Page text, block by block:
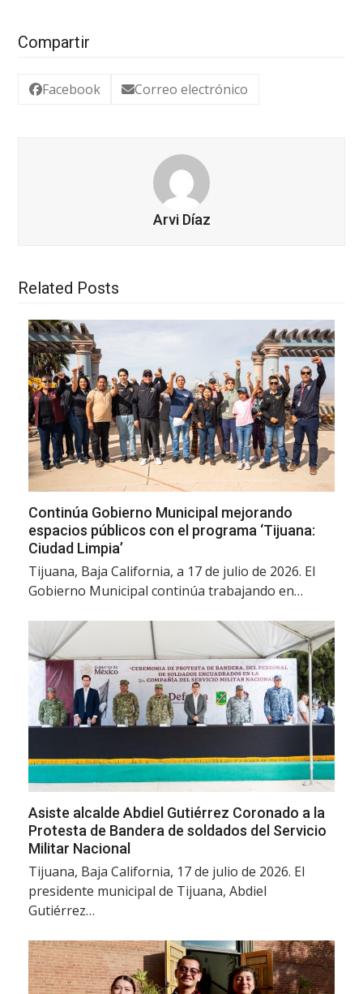
Compartir
Facebook Correo electrónico
Arvi Díaz
Related Posts
Continúa Gobierno Municipal mejorando
espacios públicos con el programa ‘Tijuana:
Ciudad Limpia’
Tijuana, Baja California, a 17 de julio de 2026. El
Gobierno Municipal continúa trabajando en…
Asiste alcalde Abdiel Gutiérrez Coronado a la
Protesta de Bandera de soldados del Servicio
Militar Nacional
Tijuana, Baja California, 17 de julio de 2026. El
presidente municipal de Tijuana, Abdiel
Gutiérrez…